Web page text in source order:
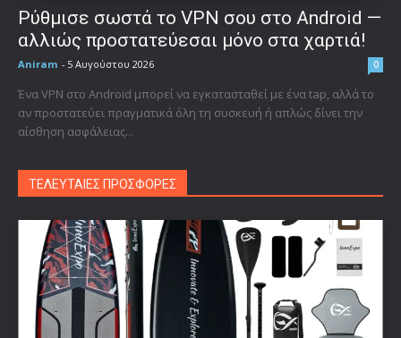
Ρύθμισε σωστά το VPN σου στο Android —
αλλιώς προστατεύεσαι μόνο στα χαρτιά!
Aniram - 5 Αυγούστου 2026 0
Ένα VPN στο Android μπορεί να εγκατασταθεί με ένα tap, αλλά το
αν προστατεύει πραγματικά όλη τη συσκευή ή απλώς δίνει την
αίσθηση ασφάλειας...
ΤΕΛΕΥΤΑΙΕΣ ΠΡΟΣΦΟΡΕΣ